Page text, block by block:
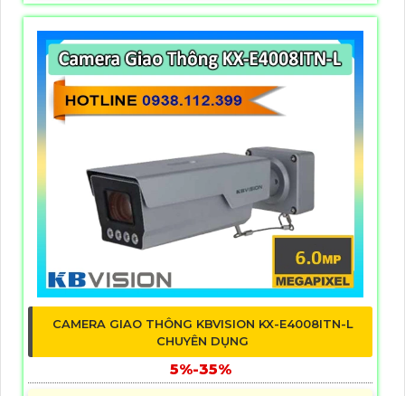
CAMERA GIAO THÔNG KBVISION KX-E4008ITN-L
CHUYÊN DỤNG
5%-35%